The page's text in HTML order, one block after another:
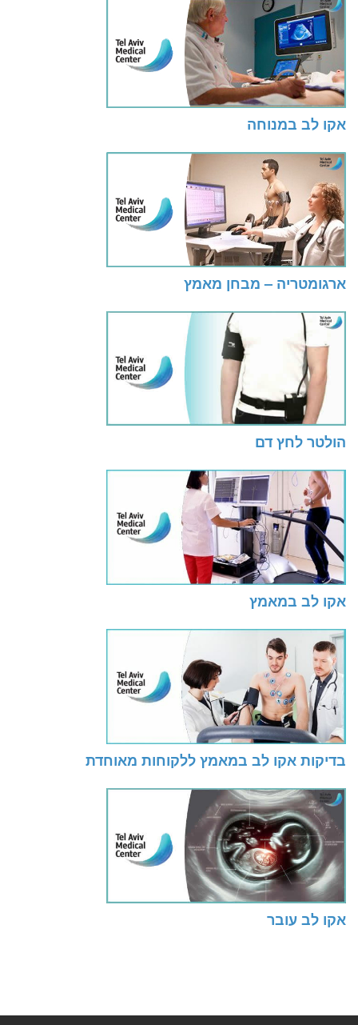
אקו לב במנוחה
ארגומטריה – מבחן מאמץ
הולטר לחץ דם
אקו לב במאמץ
בדיקות אקו לב במאמץ ללקוחות מאוחדת
אקו לב עובר